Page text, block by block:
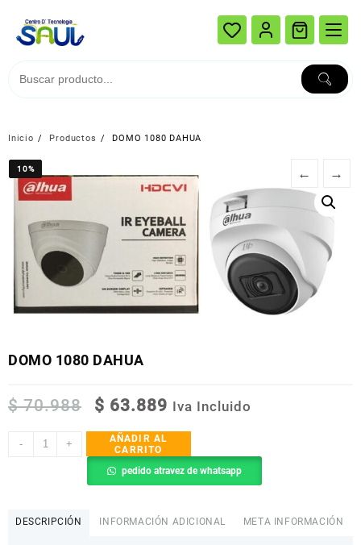
contenido
Inicio Productos DOMO 1080 DAHUA
10% ← →
DOMO 1080 DAHUA
$70.988
Original
was:
$ 70.988.
$ 63.889 Current
$ 63.889.
Iva Incluido
-
DOMO
+
AÑADIR AL
CARRITO
pedido atravez de whatsapp
DESCRIPCIÓN INFORMACIÓN ADICIONAL META INFORMACIÓN
10%